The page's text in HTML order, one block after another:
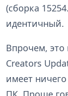
(сборка
идентичный.
Впрочем, это
Creators
имеет